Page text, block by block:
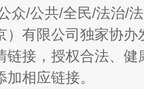
众/公共/全民/法治/
）有限公司独家协
链接，授权合法、
相应链接。